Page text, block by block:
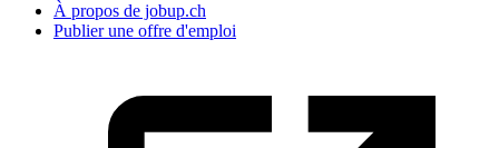
À propos de jobup.ch
Publier une offre d'emploi